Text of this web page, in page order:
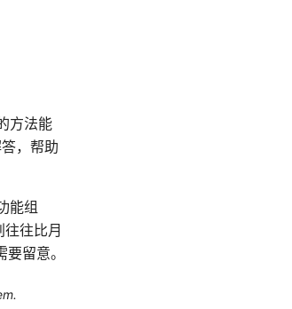
方法能
，帮助
能组
往比月
留意。